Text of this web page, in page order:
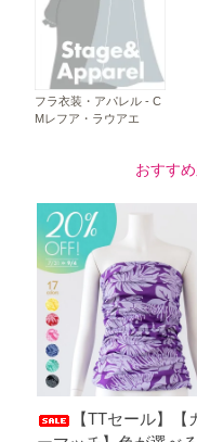
フラ衣装・アパレル - C
Mレフア・ラウアエ
おすす
【TTセール】【